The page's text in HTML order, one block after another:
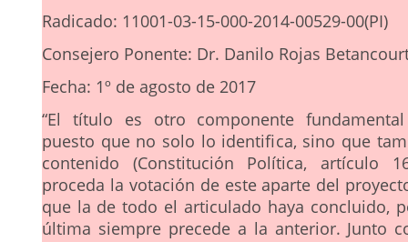
Radicado: 11001-03-15-000-2014-00529-00(PI)
Consejero Ponente: Dr. Danilo Rojas
Fecha: 1º de agosto de 2017
“El título es otro componente
puesto que no solo lo identifica, sino que
contenido (Constitución Política, artículo
proceda la votación de este aparte del
que la de todo el articulado haya concluido,
última siempre precede a la anterior. Junto